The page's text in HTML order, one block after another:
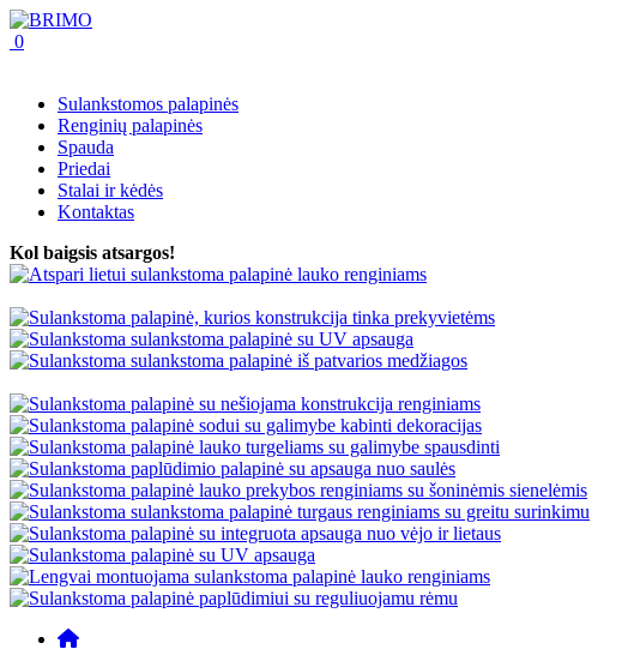
0
Sulankstomos palapinės
Renginių palapinės
Spauda
Priedai
Stalai ir kėdės
Kontaktas
Kol baigsis atsargos!